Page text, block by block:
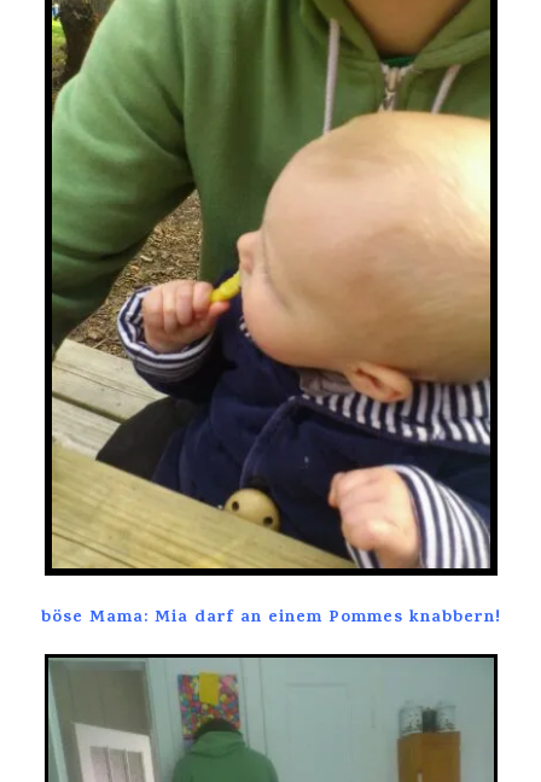
böse Mama: Mia darf an einem Pommes knabbern!